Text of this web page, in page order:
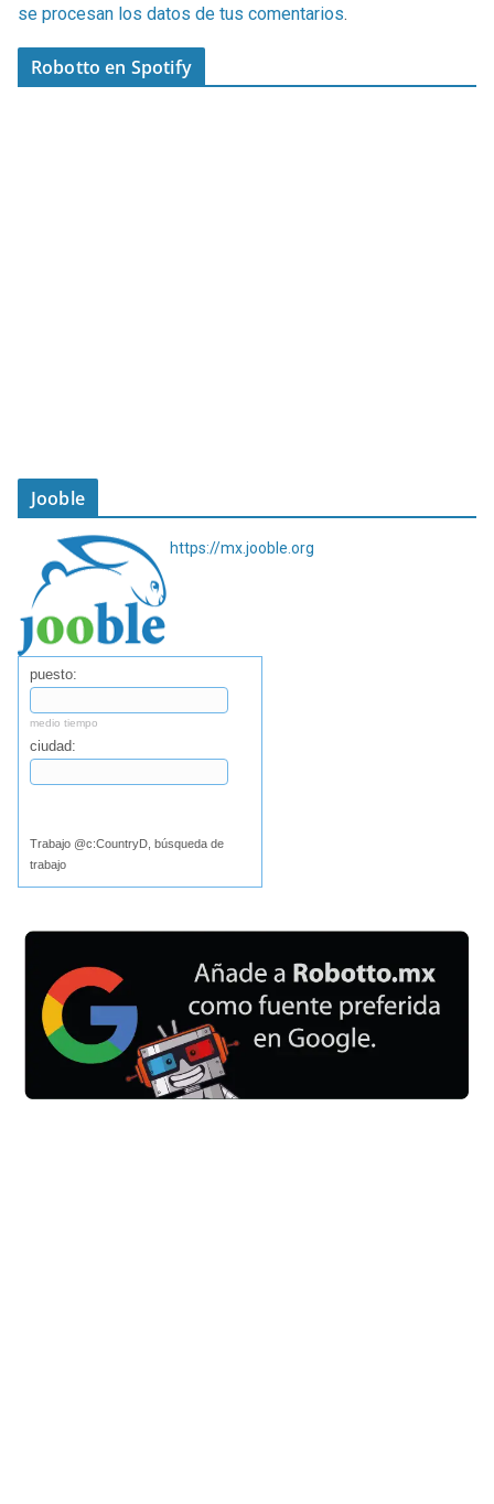
se procesan los datos de tus comentarios.
Robotto en Spotify
Jooble
https://mx.jooble.org
puesto:
medio tiempo
ciudad:
Trabajo @c:CountryD, búsqueda de
trabajo